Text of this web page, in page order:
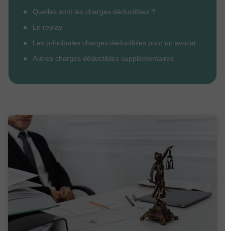
Quelles sont les charges déductibles ?
Le replay
Les principales charges déductibles pour un avocat
Autres charges déductibles supplémentaires